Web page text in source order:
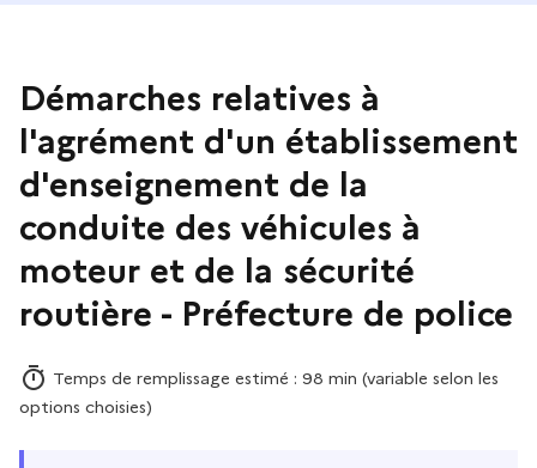
Démarches relatives à
l'agrément d'un établissement
d'enseignement de la
conduite des véhicules à
moteur et de la sécurité
routière - Préfecture de police
Temps de remplissage estimé : 98 min (variable selon les
options choisies)